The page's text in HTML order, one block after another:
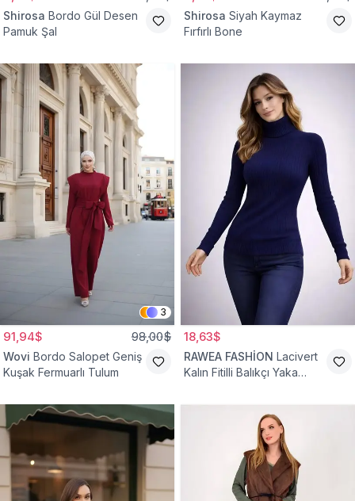
Shirosa Bordo Gül Desen
Pamuk Şal
Shirosa Siyah Kaymaz
Fırfırlı Bone
3
91,94$ 98,00$
Wovi Bordo Salopet Geniş
Kuşak Fermuarlı Tulum
18,63$
RAWEA FASHİON Lacivert
Kalın Fitilli Balıkçı Yaka